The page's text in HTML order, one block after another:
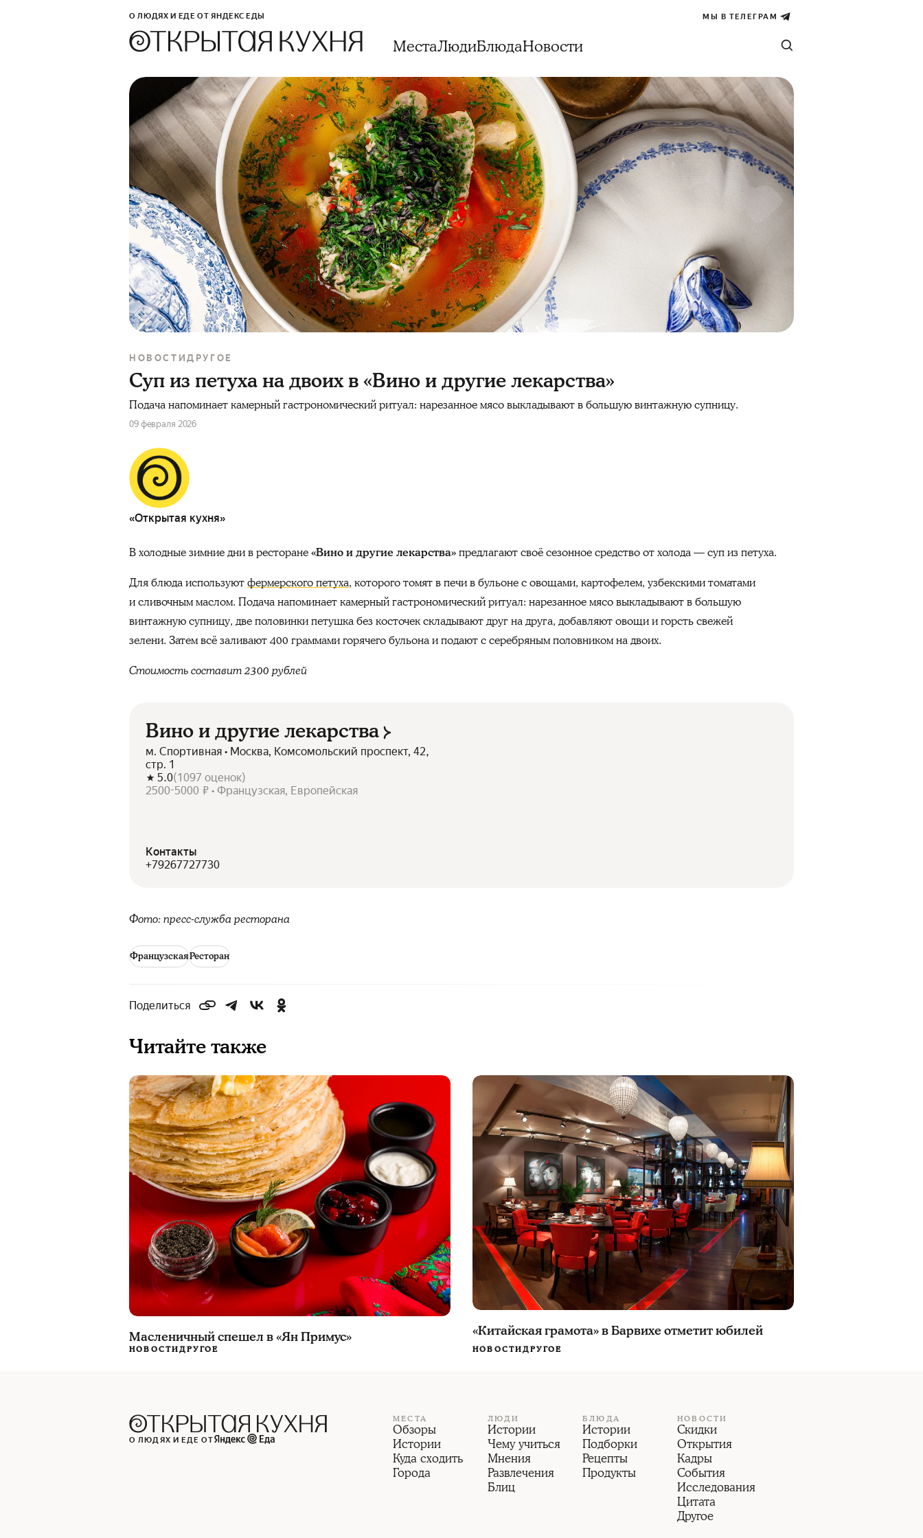
О ЛЮДЯХ И ЕДЕ ОТ ЯНДЕКС ЕДЫ МЫ В ТЕЛЕГРАМ
МестаЛюдиБлюдаНовости
НОВОСТИДРУГОЕ
Суп из петуха на двоих в «Вино и другие лекарства»
Подача напоминает камерный гастрономический ритуал: нарезанное мясо выкладывают в большую винтажную супницу.
09 февраля 2026
«Открытая кухня»
В холодные зимние дни в ресторане«Вино и другие лекарства»предлагают своё сезонное средство от холода — суп из петуха.
Для блюда используютфермерского петуха, которого томят в печи в бульоне с овощами, картофелем, узбекскими томатами
и сливочным маслом. Подача напоминает камерный гастрономический ритуал: нарезанное мясо выкладывают в большую
винтажную супницу, две половинки петушка без косточек складывают друг на друга, добавляют овощи и горсть свежей
зелени. Затем всё заливают 400 граммами горячего бульона и подают с серебряным половником на двоих.
Стоимость составит 2300 рублей
Вино и другие лекарства
м. Спортивная • Москва, Комсомольский проспект, 42,
стр. 1
5.0(1097 оценок)
2500-5000 ₽ • Французская, Европейская
Контакты
+79267727730
Фото: пресс-служба ресторана
ФранцузскаяРесторан
Поделиться
Читайте также
Масленичный спешел в «Ян Примус»
НОВОСТИДРУГОЕ
«Китайская грамота» в Барвихе отметит юбилей
НОВОСТИДРУГОЕ
О ЛЮДЯХ И ЕДЕ ОТ
МЕСТА
Обзоры
Истории
Куда сходить
Города
ЛЮДИ
Истории
Чему учиться
Мнения
Развлечения
Блиц
БЛЮДА
Истории
Подборки
Рецепты
Продукты
НОВОСТИ
Скидки
Открытия
Кадры
События
Исследования
Цитата
Другое